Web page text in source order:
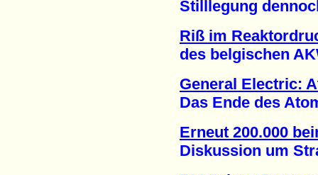
Stilllegung
Riß im
des belgischen
General Electric:
Das Ende des
Erneut 200.000
Diskussion um